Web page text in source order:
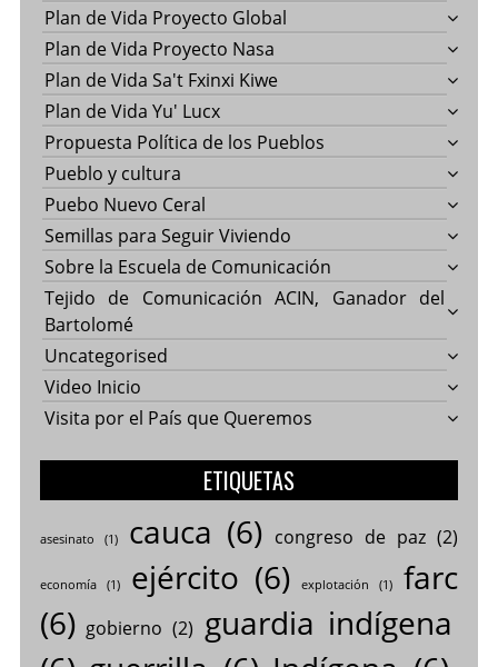
Plan de Vida Proyecto Global
Plan de Vida Proyecto Nasa
Plan de Vida Sa't Fxinxi Kiwe
Plan de Vida Yu' Lucx
Propuesta Política de los Pueblos
Pueblo y cultura
Puebo Nuevo Ceral
Semillas para Seguir Viviendo
Sobre la Escuela de Comunicación
Tejido de Comunicación ACIN, Ganador del
Bartolomé
Uncategorised
Video Inicio
Visita por el País que Queremos
ETIQUETAS
asesinato (1) cauca (6) congreso de paz(2)
economía(1) ejército (6) explotación (1)
farc
(6) gobierno (2) guardia indígena